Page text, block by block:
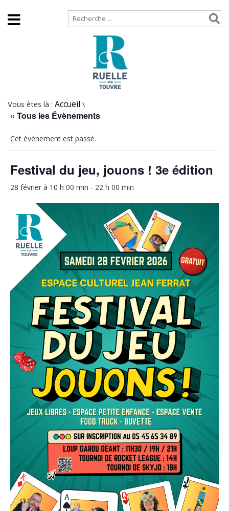
Vous êtes là : Accueil \
« Tous les Évènements
Cet évènement est passé.
Festival du jeu, jouons ! 3e édition
28 février à 10 h 00 min - 22 h 00 min